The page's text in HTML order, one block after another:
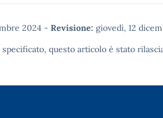
2024 - Revisione: giovedì, 12
questo articolo è stato